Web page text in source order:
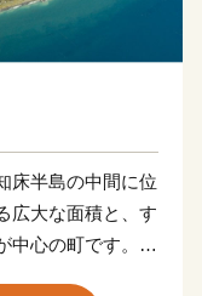
床半島の中間に位
広大な面積と、す
心の町です。